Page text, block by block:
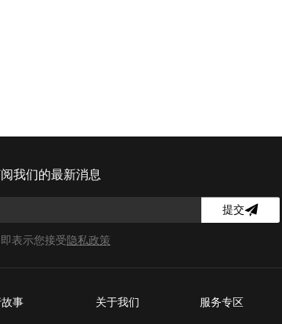
我们的最新消息
提交
表示您接受隐私政策
事 关于我们 服务专区